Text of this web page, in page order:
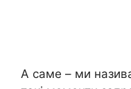
А саме – ми